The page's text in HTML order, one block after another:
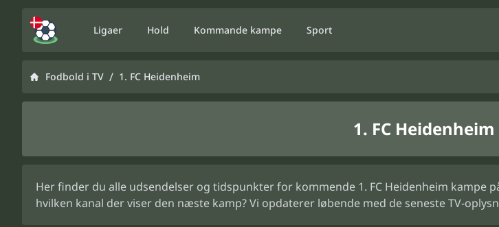
Ligaer Hold Kommande kampe Sport
Fodbold i TV / 1. FC Heidenheim
1. FC Heidenheim
Her finder du alle udsendelser og tidspunkter for kommende 1. FC Heidenheim kampe
hvilken kanal der viser den næste kamp? Vi opdaterer løbende med de seneste TV-